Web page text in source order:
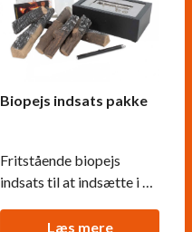
Biopejs indsats pakke
Fritstående biopejs
indsats til at indsætte i en
brændeovn. Skab hurtigt
Læs mere